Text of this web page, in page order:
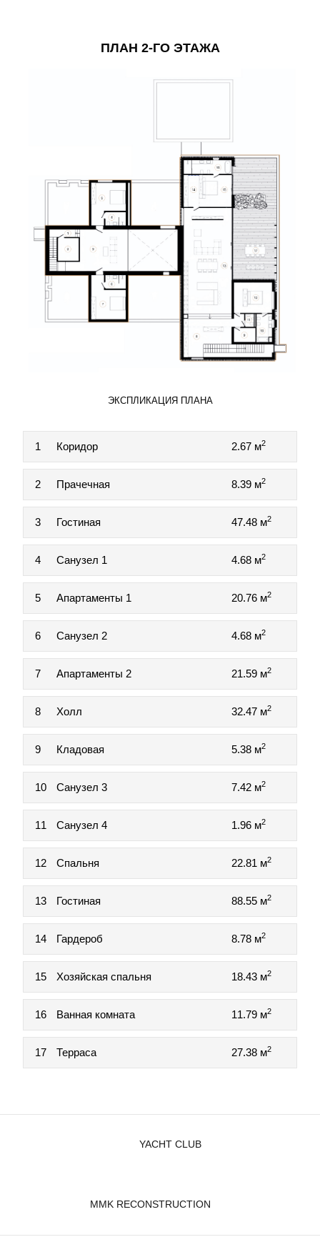
ПЛАН 2-ГО ЭТАЖА
ЭКСПЛИКАЦИЯ ПЛАНА
1 Коридор 2.67 м2
2 Прачечная 8.39 м2
3 Гостиная 47.48 м2
4 Санузел 1 4.68 м2
5 Апартаменты 1 20.76 м2
6 Санузел 2 4.68 м2
7 Апартаменты 2 21.59 м2
8 Холл 32.47 м2
9 Кладовая 5.38 м2
10 Санузел 3 7.42 м2
11 Санузел 4 1.96 м2
12 Спальня 22.81 м2
13 Гостиная 88.55 м2
14 Гардероб 8.78 м2
15 Хозяйская спальня 18.43 м2
16 Ванная комната 11.79 м2
17 Терраса 27.38 м2
YACHT CLUB
MMK RECONSTRUCTION